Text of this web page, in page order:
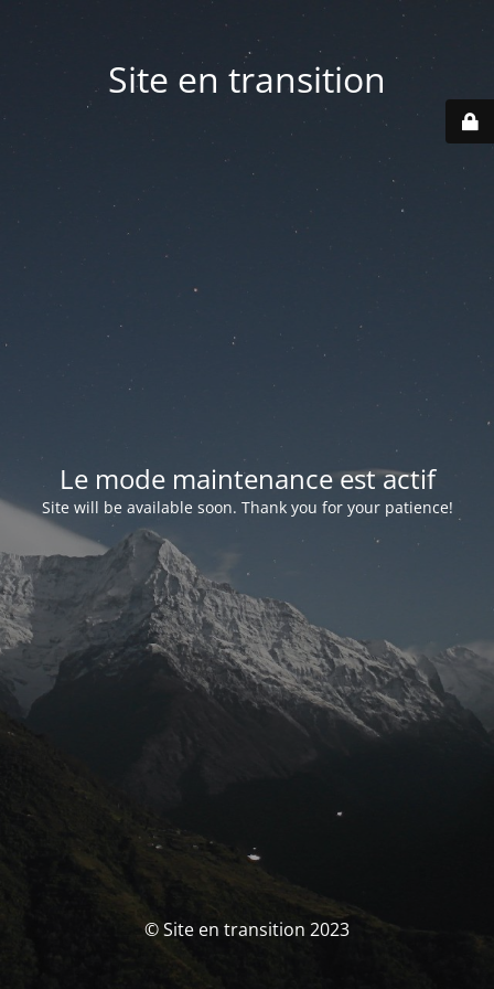
Site en transition
Le mode maintenance est actif
Site will be available soon. Thank you for your patience!
© Site en transition 2023